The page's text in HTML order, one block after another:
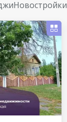
Новостройки